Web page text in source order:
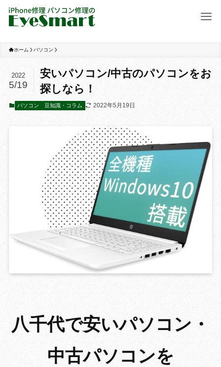
ホーム パソコン
安いパソコン/中古のパソコンをお
探しなら！
2022
5/19
パソコン 豆知識・コラム 2022年5月19日
八千代で安いパソコン・
中古パソコンを